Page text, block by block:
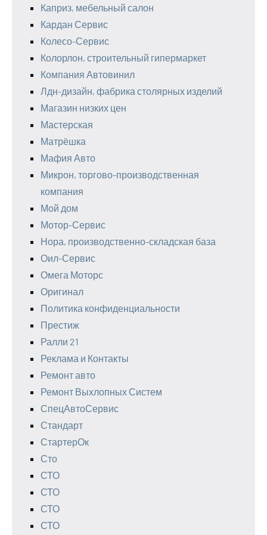
Каприз, мебельный салон
Кардан Сервис
Колесо-Сервис
Колорлон, строительный гипермаркет
Компания Автовинил
Лдн-дизайн, фабрика столярных изделий
Магазин низких цен
Мастерская
Матрёшка
Мафия Авто
Микрон, торгово-производственная
компания
Мой дом
Мотор-Сервис
Нора, производственно-складская база
Оил-Сервис
Омега Моторс
Оригинал
Политика конфиденциальности
Престиж
Ралли 21
Реклама и Контакты
Ремонт авто
Ремонт Выхлопных Систем
СпецАвтоСервис
Стандарт
СтартерОк
Сто
СТО
СТО
СТО
СТО